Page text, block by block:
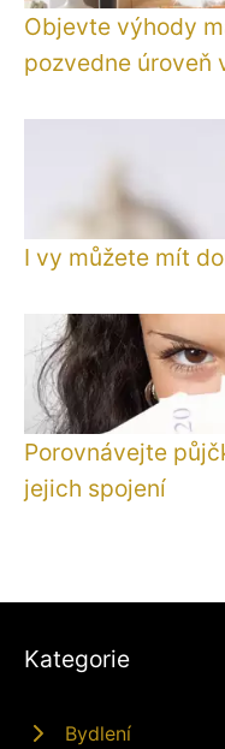
Objevte výhody
pozvedne úroveň
I vy můžete mít
Porovnávejte
jejich spojení
Kategorie
Bydlení